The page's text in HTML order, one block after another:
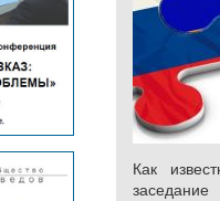
Как
заседание